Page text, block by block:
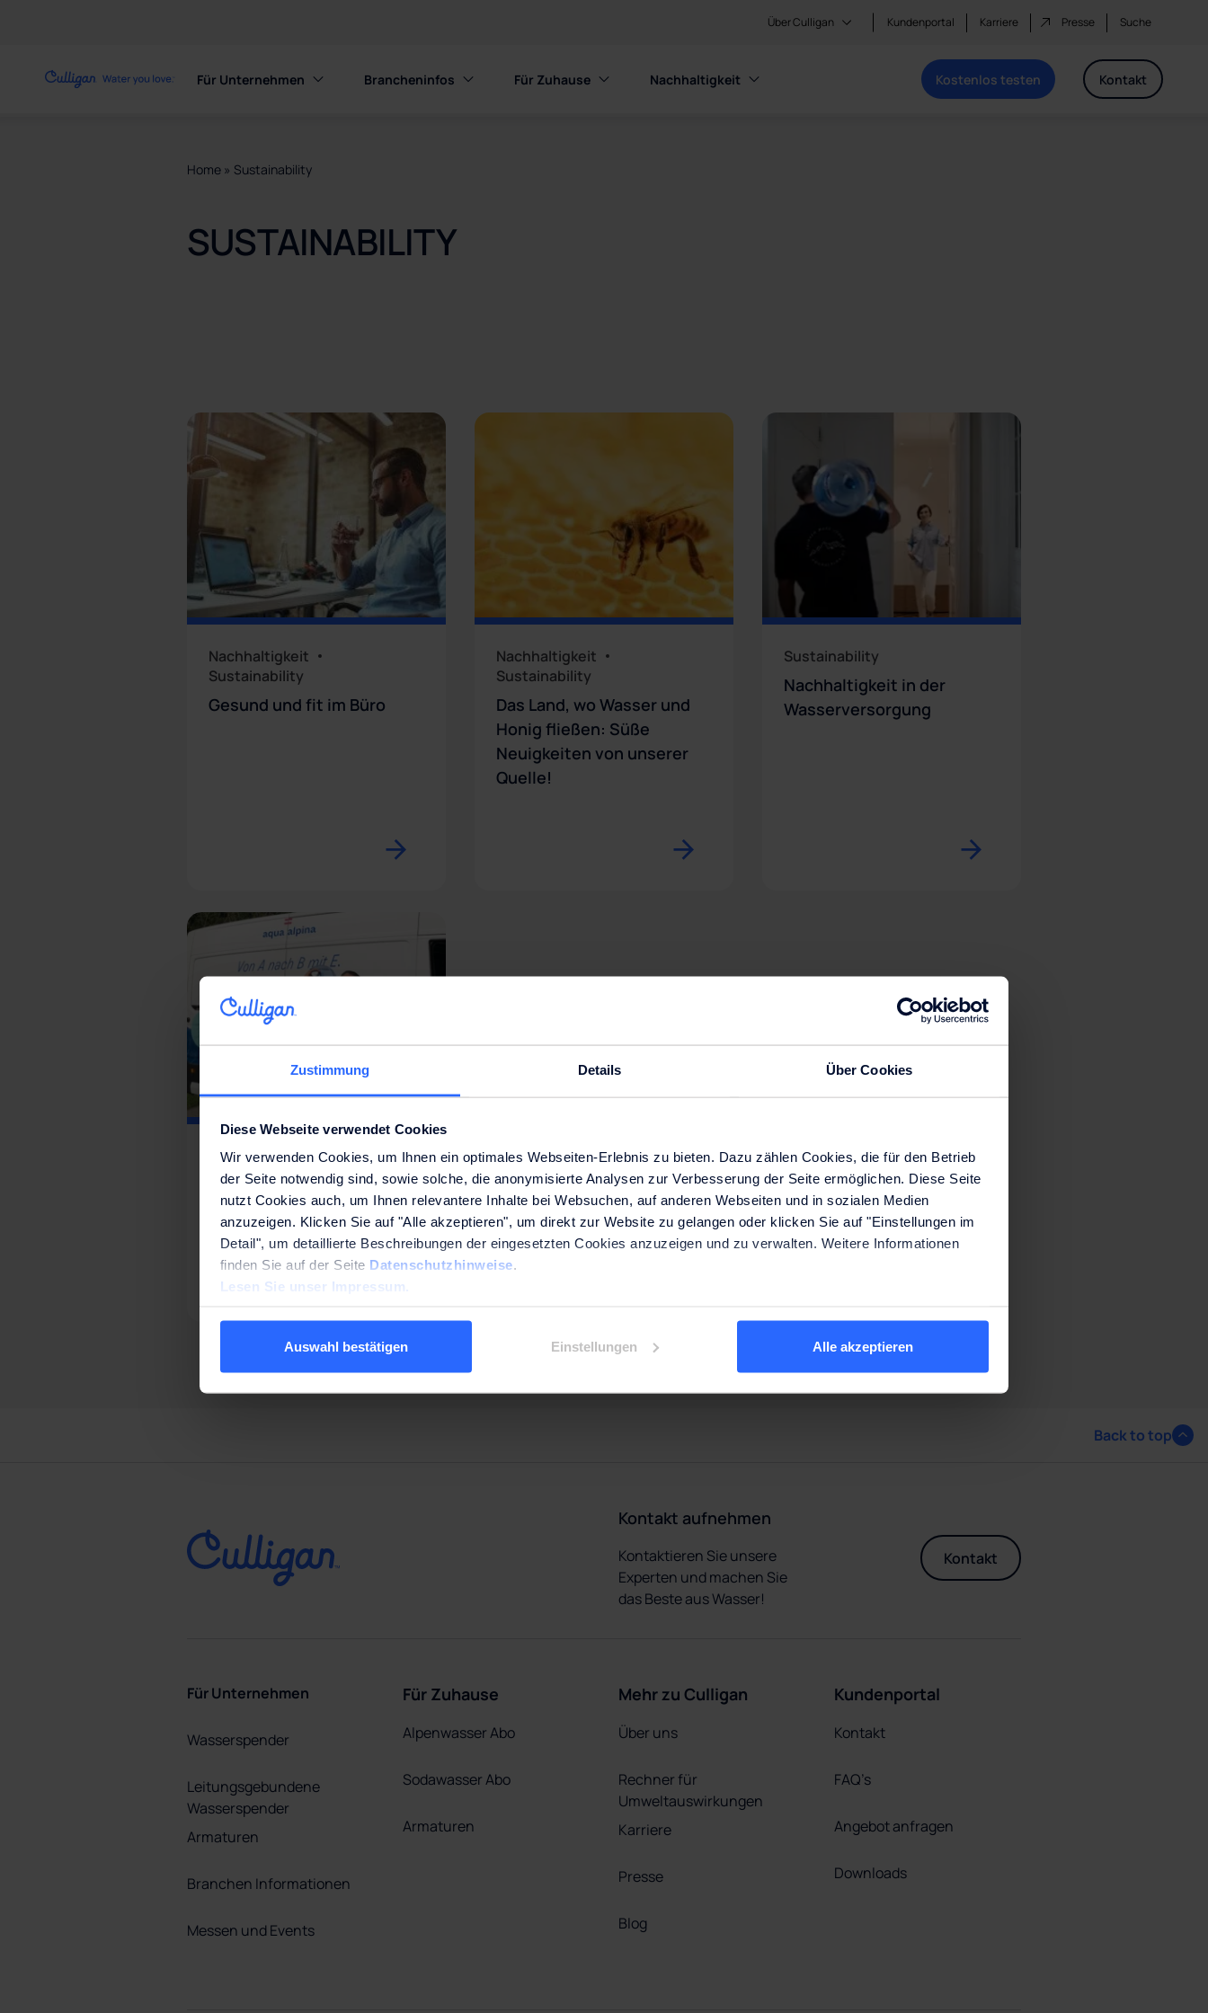
Zustimmung Details Über Cookies
Diese Webseite verwendet Cookies
Wir verwenden Cookies, um Ihnen ein optimales Webseiten-Erlebnis zu bieten. Dazu zählen Cookies, die für den Betrieb
der Seite notwendig sind, sowie solche, die anonymisierte Analysen zur Verbesserung der Seite ermöglichen. Diese Seite
nutzt Cookies auch, um Ihnen relevantere Inhalte bei Websuchen, auf anderen Webseiten und in sozialen Medien
anzuzeigen. Klicken Sie auf "Alle akzeptieren", um direkt zur Website zu gelangen oder klicken Sie auf "Einstellungen im
Detail", um detaillierte Beschreibungen der eingesetzten Cookies anzuzeigen und zu verwalten. Weitere Informationen
finden Sie auf der Seite Datenschutzhinweise.
Lesen Sie unser Impressum.
Auswahl bestätigen Einstellungen Alle akzeptieren
Über Culligan Kundenportal Karriere Presse Suche
Für Unternehmen Brancheninfos Für Zuhause Nachhaltigkeit Kostenlos testen Kontakt
Home » Sustainability
SUSTAINABILITY
Nachhaltigkeit
Sustainability
Gesund und fit im Büro
Nachhaltigkeit
Sustainability
Das Land, wo Wasser und
Honig fließen: Süße
Neuigkeiten von unserer
Quelle!
Sustainability
Nachhaltigkeit in der
Wasserversorgung
Sustainability
Elektromobilität bei
Culligan
Back to top
Kontakt aufnehmen
Kontaktieren Sie unsere
Experten und machen Sie
das Beste aus Wasser!
Kontakt
Für Unternehmen
Wasserspender
Leitungsgebundene
Wasserspender
Armaturen
Branchen Informationen
Messen und Events
Für Zuhause
Alpenwasser Abo
Sodawasser Abo
Armaturen
Mehr zu Culligan
Über uns
Rechner für
Umweltauswirkungen
Karriere
Presse
Blog
Kundenportal
Kontakt
FAQ’s
Angebot anfragen
Downloads